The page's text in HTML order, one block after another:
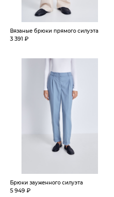
Вязаные брюки прямого силуэта
3 391 ₽
Брюки зауженного силуэта
5 949 ₽